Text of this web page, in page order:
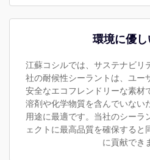
環境に優
江蘇コシルでは、サステナビリ
社の耐候性シーラントは、ユー
安全なエコフレンドリーな素材
溶剤や化学物質を含んでいない
用途に最適です。当社のシーラ
ェクトに最高品質を確保すると
に貢献でき